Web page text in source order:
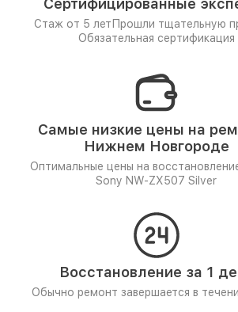
Сертифицированные
Стаж от 5 лет Прошли тщательную
Обязательная сертификация
Самые низкие цены на
Нижнем Новгороде
Оптимальные цены на
Sony NW-ZX507 Silver
Восстановление за 1
Обычно ремонт завершается в